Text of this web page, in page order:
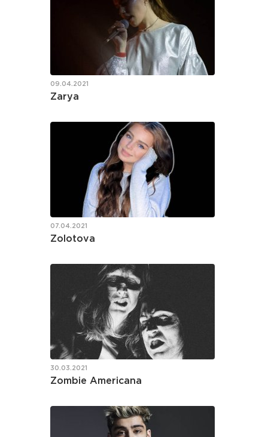
09.04.2021
Zarya
07.04.2021
Zolotova
30.03.2021
Zombie Americana